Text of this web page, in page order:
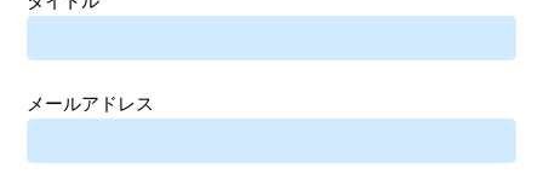
メールアドレス